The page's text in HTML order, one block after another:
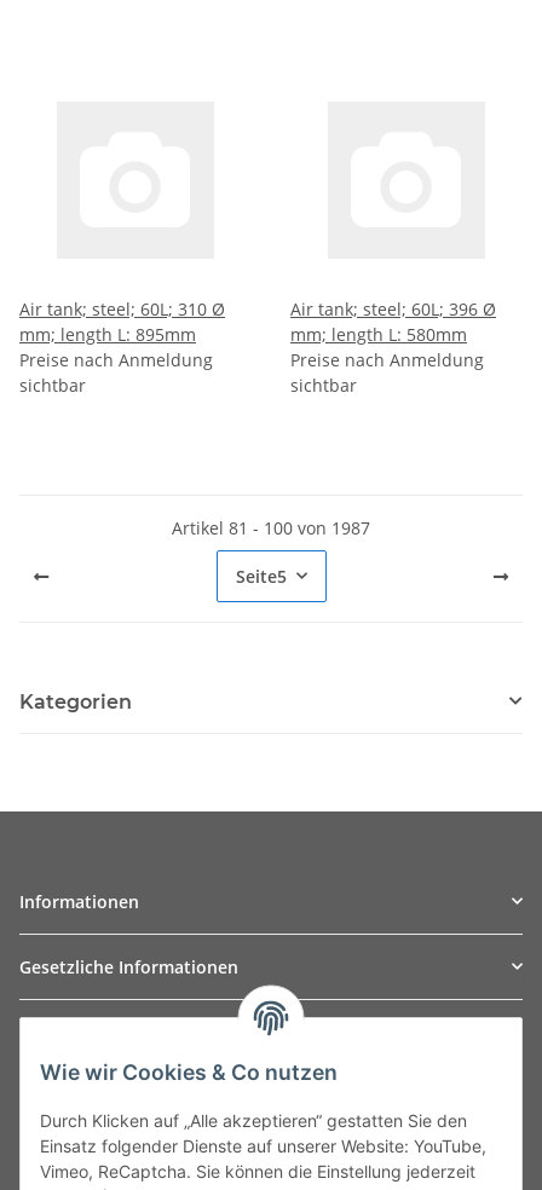
Air tank; steel; 60L; 310 Ø
mm; length L: 895mm
Preise nach Anmeldung
sichtbar
Air tank; steel; 60L; 396 Ø
mm; length L: 580mm
Preise nach Anmeldung
sichtbar
Artikel 81 - 100 von 1987
Seite5
Kategorien
Informationen
Gesetzliche Informationen
Leibnizstraße 2a
Germany
Phone:+49 40 5287270
Wie wir Cookies & Co nutzen
Durch Klicken auf „Alle akzeptieren“ gestatten Sie den
Einsatz folgender Dienste auf unserer Website: YouTube,
Vimeo, ReCaptcha. Sie können die Einstellung jederzeit